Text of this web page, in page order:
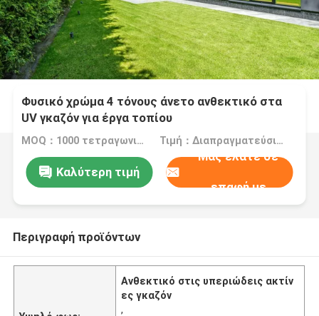
Φυσικό χρώμα 4 τόνους άνετο ανθεκτικό στα
UV γκαζόν για έργα τοπίου
MOQ：1000 τετραγωνικά μέτρα Τιμή：Διαπραγματεύσιμος
Καλύτερη τιμή
Μας ελάτε σε
επαφή με
Περιγραφή προϊόντων
Ανθεκτικό στις υπεριώδεις ακτίν
ες γκαζόν
,